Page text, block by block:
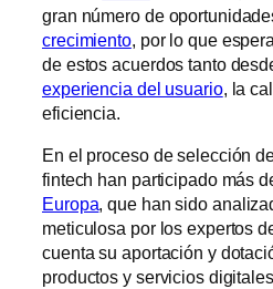
gran número de
crecimiento, por lo que
de estos acuerdos tanto
experiencia del usuario, la
eficiencia.
En el proceso de selección
fintech han participado más
Europa, que han sido
meticulosa por los expertos
cuenta su aportación y
productos y servicios